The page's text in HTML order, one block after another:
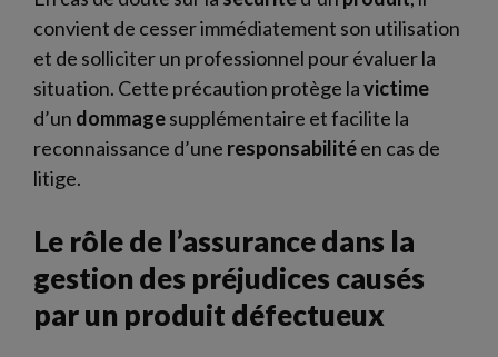
convient de cesser immédiatement son utilisation
et de solliciter un professionnel pour évaluer la
situation. Cette précaution protège lavictime
d’un dommagesupplémentaire et facilite la
reconnaissance d’une responsabilitéen cas de
litige.
Le rôle de l’assurance dans la
gestion des préjudices causés
par un produit défectueux